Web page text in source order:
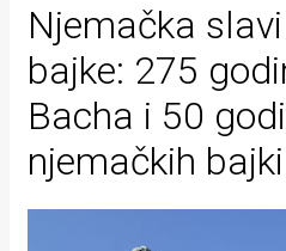
Književnost
Muzika
Film
Intervju
Kolumne
Njemačka
bajke: 275
Bacha i 50
njemačkih bajki